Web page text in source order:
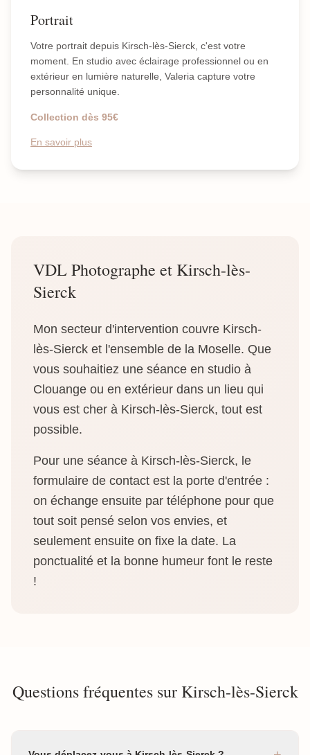
Portrait
Votre portrait depuis Kirsch-lès-Sierck, c'est votre
moment. En studio avec éclairage professionnel ou en
extérieur en lumière naturelle, Valeria capture votre
personnalité unique.
Collection dès 95€
En savoir plus
VDL Photographe et Kirsch-lès-
Sierck
Mon secteur d'intervention couvre Kirsch-
lès-Sierck et l'ensemble de la Moselle. Que
vous souhaitiez une séance en studio à
Clouange ou en extérieur dans un lieu qui
vous est cher à Kirsch-lès-Sierck, tout est
possible.
Pour une séance à Kirsch-lès-Sierck, le
formulaire de contact est la porte d'entrée :
on échange ensuite par téléphone pour que
tout soit pensé selon vos envies, et
seulement ensuite on fixe la date. La
ponctualité et la bonne humeur font le reste
!
Questions fréquentes sur Kirsch-lès-Sierck